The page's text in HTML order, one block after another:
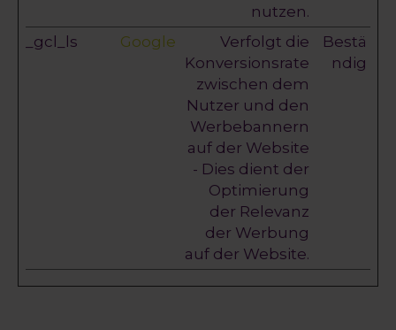
nutzen.
_gcl_ls Google
Verfolgt die
Konversionsrate
zwischen dem
Nutzer und den
Werbebannern
auf der Website
- Dies dient der
Optimierung
der Relevanz
der Werbung
auf der Website.
Bestä
ndig